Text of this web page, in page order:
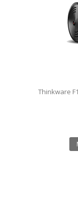
Thinkware